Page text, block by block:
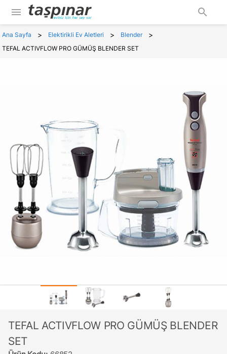
menu search
Ana Sayfa > Elektirikli Ev Aletleri > Blender >
TEFAL ACTIVFLOW PRO GÜMÜŞ BLENDER SET
TEFAL ACTIVFLOW PRO GÜMÜŞ BLENDER
SET